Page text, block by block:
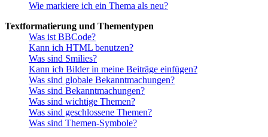
Wie markiere ich ein Thema als neu?
Textformatierung und Thementypen
Was ist BBCode?
Kann ich HTML benutzen?
Was sind Smilies?
Kann ich Bilder in meine Beiträge einfügen?
Was sind globale Bekanntmachungen?
Was sind Bekanntmachungen?
Was sind wichtige Themen?
Was sind geschlossene Themen?
Was sind Themen-Symbole?